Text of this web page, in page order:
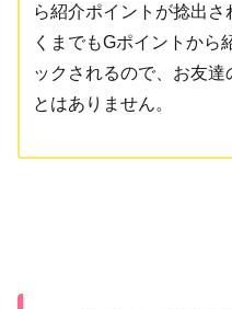
ら紹介ポイントが捻出
くまでもGポイントから
ックされるので、お友達
とはありません。